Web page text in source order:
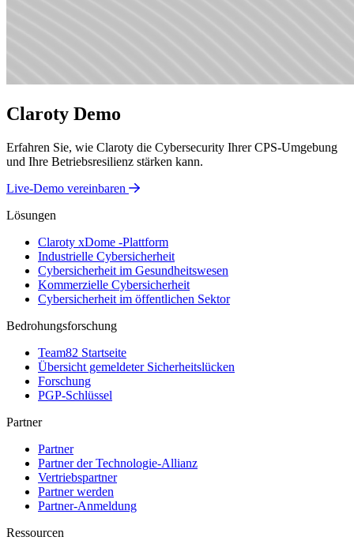
Claroty Demo
Erfahren Sie, wie Claroty die Cybersecurity Ihrer CPS-Umgebung
und Ihre Betriebsresilienz stärken kann.
Live-Demo vereinbaren
Lösungen
Claroty xDome -Plattform
Industrielle Cybersicherheit
Cybersicherheit im Gesundheitswesen
Kommerzielle Cybersicherheit
Cybersicherheit im öffentlichen Sektor
Bedrohungsforschung
Team82 Startseite
Übersicht gemeldeter Sicherheitslücken
Forschung
PGP-Schlüssel
Partner
Partner
Partner der Technologie-Allianz
Vertriebspartner
Partner werden
Partner-Anmeldung
Ressourcen